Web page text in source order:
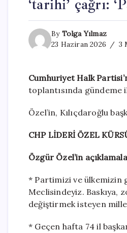
‘tarihi’ çağrı:
By Tolga Yılmaz
23 Haziran 2026
3
Cumhuriyet Halk
toplantısında
Özel’in, Kılıçdaroğlu
CHP LİDERİ ÖZEL
Özgür Özel’in
* Partimizi ve ülkemizin
Meclisindeyiz. Baskıya,
değiştirmek isteyen
* Geçen hafta 74 il